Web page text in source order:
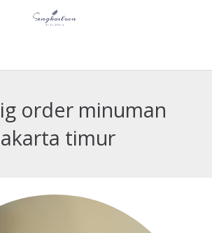
order minuman
timur